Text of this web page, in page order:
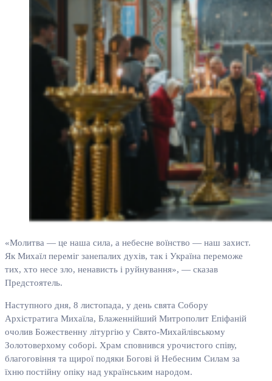
«Молитва — це наша сила, а небесне воїнство — наш захист.
Як Михаїл переміг занепалих духів, так і Україна переможе
тих, хто несе зло, ненависть і руйнування», — сказав
Предстоятель.
Наступного дня, 8 листопада, у день свята Собору
Архістратига Михаїла, Блаженнійший Митрополит Епіфаній
очолив Божественну літургію у Свято-Михайлівському
Золотоверхому соборі. Храм сповнився урочистого співу,
благоговіння та щирої подяки Богові й Небесним Силам за
їхню постійну опіку над українським народом.